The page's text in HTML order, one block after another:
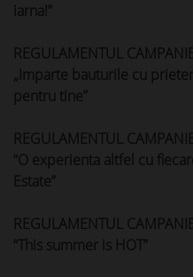
iarna!”
REGULAMENTUL
„Imparte bauturile cu
pentru tine”
REGULAMENTUL
“O experienta altfel cu
Estate”
REGULAMENTUL
“This summer is HOT”